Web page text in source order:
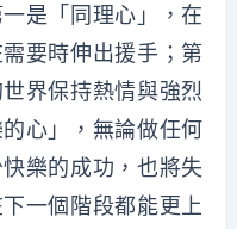
是「同理心」，在
要時伸出援手；第
界保持熱情與強烈
心」，無論做任何
樂的成功，也將失
一個階段都能更上